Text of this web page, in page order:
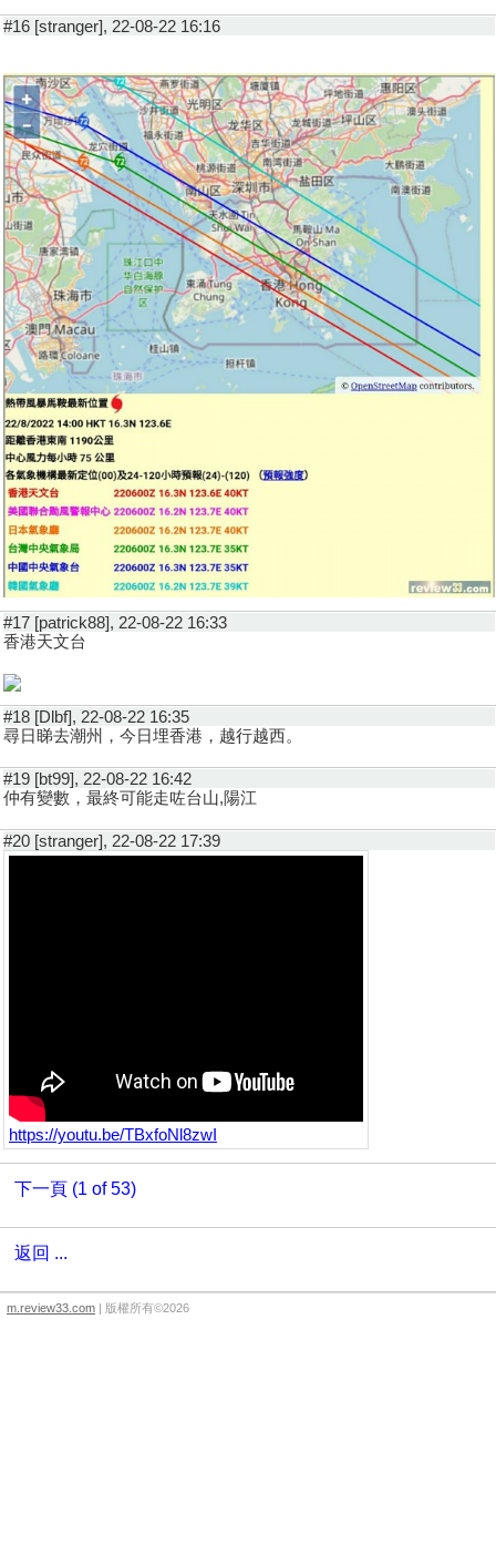
#16 [stranger], 22-08-22 16:16
#17 [patrick88], 22-08-22 16:33
香港天文台
#18 [Dlbf], 22-08-22 16:35
尋日睇去潮州，今日埋香港，越行越西。
#19 [bt99], 22-08-22 16:42
仲有變數，最終可能走咗台山,陽江
#20 [stranger], 22-08-22 17:39
https://youtu.be/TBxfoNl8zwI
下一頁 (1 of 53)
返回 ...
m.review33.com | 版權所有©2026